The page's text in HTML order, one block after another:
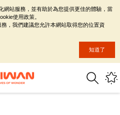
網站服務，並有助於為您提供更佳的體驗，當
使用政策。
，我們建議您允許本網站取得您的位置資
知道了